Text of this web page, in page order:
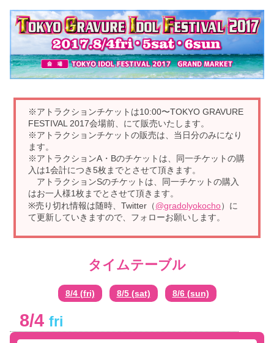
※アトラクションチケットは10:00〜TOKYO GRAVURE
FESTIVAL 2017会場前、にて販売いたします。
※アトラクションチケットの販売は、当日分のみになり
ます。
※アトラクションA・Bのチケットは、同一チケットの購
入は1会計につき5枚までとさせて頂きます。
アトラクションSのチケットは、同一チケットの購入
はお一人様1枚までとさせて頂きます。
※売り切れ情報は随時、Twitter（@gradolyokocho）に
て更新していきますので、フォローお願いします。
タイムテーブル
8/4 (fri) 8/5 (sat) 8/6 (sun)
8/4 fri